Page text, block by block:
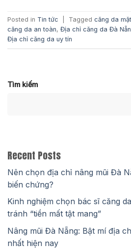
Posted in Tin tức Tagged căng da mặt
căng da an toàn, Địa chỉ căng da Đà
Địa chỉ căng da uy tín
Tìm kiếm
Recent Posts
Nên chọn địa chỉ nâng mũi Đà
biến chứng?
Kinh nghiệm chọn bác sĩ căng
tránh “tiền mất tật mang”
Nâng mũi Đà Nẵng: Bật mí địa
nhất hiện nay